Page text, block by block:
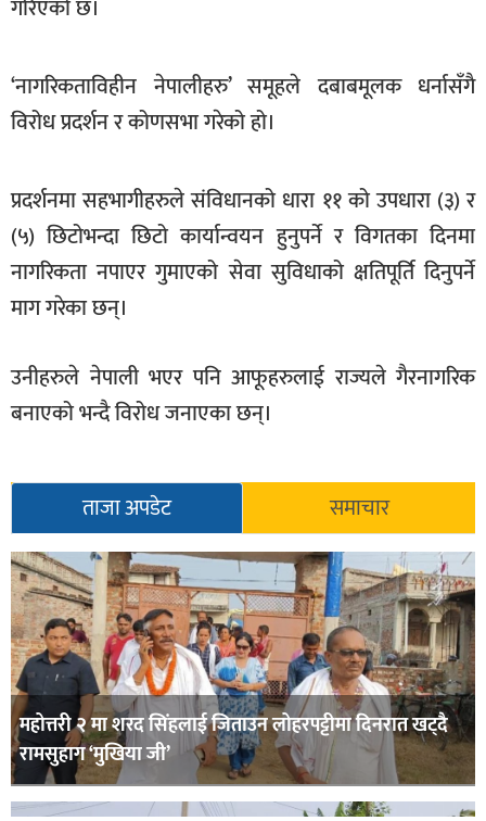
राजनीति
प्रमुख
राष्ट्रिय
अन्तराष्ट्रिय
अन्तरबार्ता
अर्थ
खेलकुद
मनोरञ्जन
/
अन्य
समाज
शिक्षा
विचार
स्वास्थ्य
गरिएको छ।
‘नागरिकताविहीन नेपालीहरु’ समूहले दबाबमूलक धर्नासँगै
विरोध प्रदर्शन र कोणसभा गरेको हो।
प्रदर्शनमा सहभागीहरुले संविधानको धारा ११ को उपधारा (३) र
(५) छिटोभन्दा छिटो कार्यान्वयन हुनुपर्ने र विगतका दिनमा
नागरिकता नपाएर गुमाएको सेवा सुविधाको क्षतिपूर्ति दिनुपर्ने
माग गरेका छन्।
उनीहरुले नेपाली भएर पनि आफूहरुलाई राज्यले गैरनागरिक
बनाएको भन्दै विरोध जनाएका छन्।
ताजा अपडेट समाचार
महोत्तरी २ मा शरद सिंहलाई जिताउन लोहरपट्टीमा दिनरात खट्दै
रामसुहाग ‘मुखिया जी’